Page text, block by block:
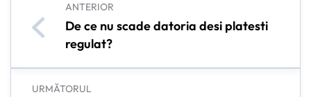
ANTERIOR
De ce nu scade datoria desi platesti
regulat?
URMĂTORUL